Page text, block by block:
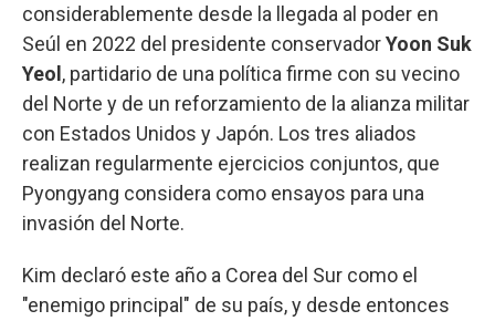
considerablemente desde la llegada al poder en
Seúl en 2022 del presidente conservadorYoon Suk
Yeol, partidario de una política firme con su vecino
del Norte y de un reforzamiento de la alianza militar
con Estados Unidos y Japón. Los tres aliados
realizan regularmente ejercicios conjuntos, que
Pyongyang considera como ensayos para una
invasión del Norte.
Kim declaró este año a Corea del Sur como el
"enemigo principal" de su país, y desde entonces